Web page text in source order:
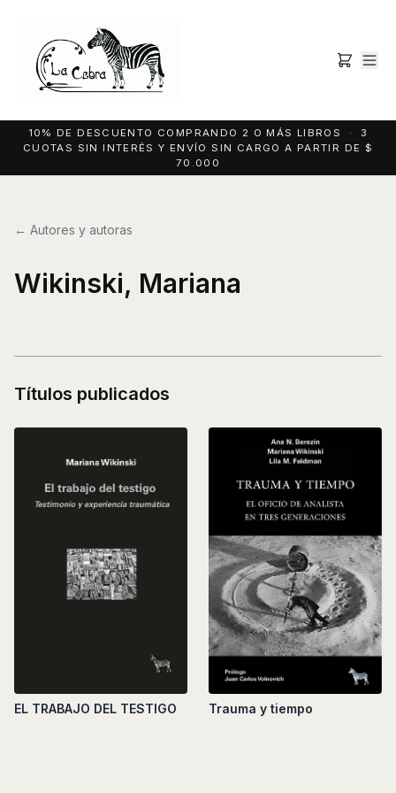
10% DE DESCUENTO COMPRANDO 2 O MÁS LIBROS · 3
CUOTAS SIN INTERÉS Y ENVÍO SIN CARGO A PARTIR DE $
70.000
← Autores y autoras
Wikinski, Mariana
Títulos publicados
EL TRABAJO DEL TESTIGO Trauma y tiempo